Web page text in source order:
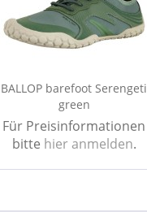
BALLOP barefoot Serengeti
green
Für Preisinformationen
bitte hier anmelden.